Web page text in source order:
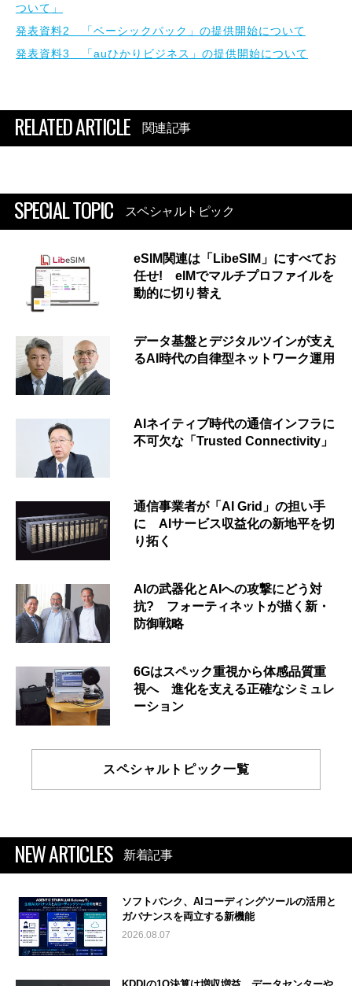
ついて」
発表資料2 「ベーシックパック」の提供開始について
発表資料3 「auひかりビジネス」の提供開始について
RELATED ARTICLE 関連記事
SPECIAL TOPIC スペシャルトピック
eSIM関連は「LibeSIM」にすべてお
任せ! eIMでマルチプロファイルを
動的に切り替え
データ基盤とデジタルツインが支え
るAI時代の自律型ネットワーク運用
AIネイティブ時代の通信インフラに
不可欠な「Trusted Connectivity」
通信事業者が「AI Grid」の担い手
に AIサービス収益化の新地平を切
り拓く
AIの武器化とAIへの攻撃にどう対
抗? フォーティネットが描く新・
防御戦略
6Gはスペック重視から体感品質重
視へ 進化を支える正確なシミュレ
ーション
スペシャルトピック一覧
NEW ARTICLES 新着記事
ソフトバンク、AIコーディングツールの活用と
ガバナンスを両立する新機能
2026.08.07